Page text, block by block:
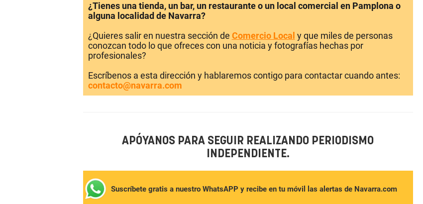
¿Tienes una tienda, un bar, un restaurante o un local comercial en Pamplona o
alguna localidad de Navarra?
¿Quieres salir en nuestra sección de Comercio Local y que miles de personas
conozcan todo lo que ofreces con una noticia y fotografías hechas por
profesionales?
Escríbenos a esta dirección y hablaremos contigo para contactar cuando antes:
contacto@navarra.com
APÓYANOS PARA SEGUIR REALIZANDO PERIODISMO
INDEPENDIENTE.
Suscríbete gratis a nuestro WhatsAPP y recibe en tu móvil las alertas de Navarra.com